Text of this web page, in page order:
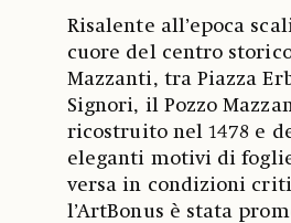
Risalente all’epoca
cuore del centro
Mazzanti, tra Piazza
Signori, il Pozzo
ricostruito nel 1478 e
eleganti motivi di
versa in condizioni
l’ArtBonus è stata